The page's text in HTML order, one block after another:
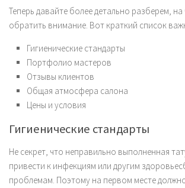
Теперь давайте более детально разберем,
обратить внимание. Вот краткий список
Гигиенические стандарты
Портфолио мастеров
Отзывы клиентов
Общая атмосфера салона
Цены и условия
Гигиенические стандарты
Не секрет, что неправильно выполненная
привести к инфекциям или другим
проблемам. Поэтому на первом месте